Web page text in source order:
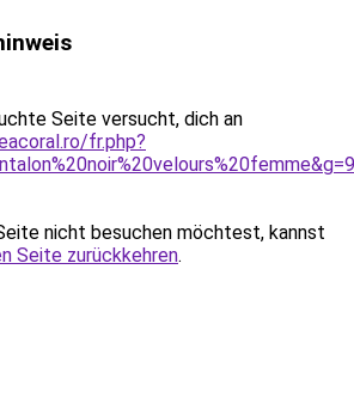
Seite versucht, dich an
fr.php?
nicht besuchen möchtest, kannst
Seite zurückkehren.